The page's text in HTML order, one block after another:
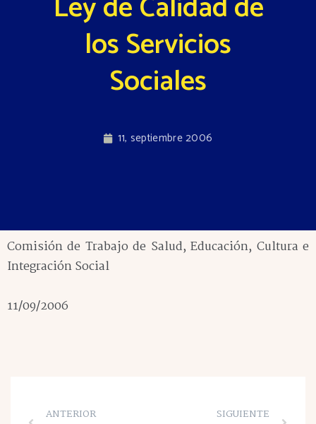
los Servicios
Sociales
11, septiembre 2006
Comisión de Trabajo de Salud, Educación, Cultura e
Integración Social
11/09/2006
ANTERIOR SIGUIENTE